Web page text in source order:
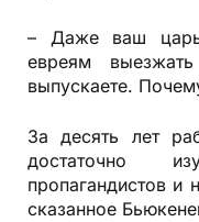
– Даже ваш царь
евреям
выпускаете.
За десять лет
достаточно
пропагандистов и
сказанное